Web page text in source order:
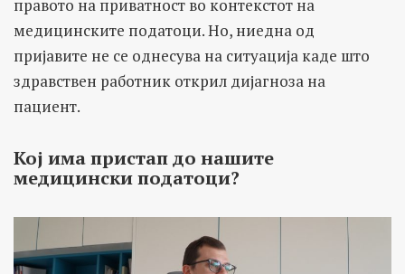
правото на приватност во контекстот на
медицинските податоци. Но, ниедна од
пријавите не се однесува на ситуација каде што
здравствен работник открил дијагноза на
пациент.
Кој има пристап до нашите
медицински податоци?